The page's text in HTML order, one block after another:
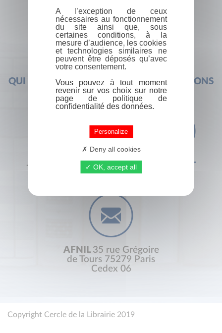
QUI SOMMES-NOUS ? FOIRE AUX QUESTIONS
+33 (0) 1 44 41 29 19 CONTACT
AFNIL 35 rue Grégoire
de Tours 75279 Paris
Cedex 06
Copyright Cercle de la Librairie 2019
A l’exception de ceux
nécessaires au fonctionnement
du site ainsi que, sous
certaines conditions, à la
mesure d’audience, les cookies
et technologies similaires ne
peuvent être déposés qu’avec
votre consentement.
Vous pouvez à tout moment
revenir sur vos choix sur notre
page de politique de
confidentialité des données.
Personalize
Deny all cookies
OK, accept all